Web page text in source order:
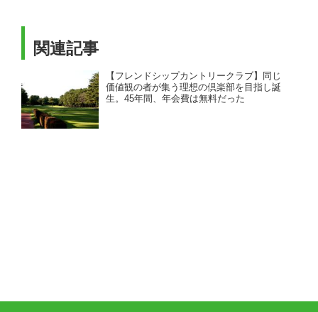
関連記事
【フレンドシップカントリークラブ】同じ
価値観の者が集う理想の倶楽部を目指し誕
生。45年間、年会費は無料だった